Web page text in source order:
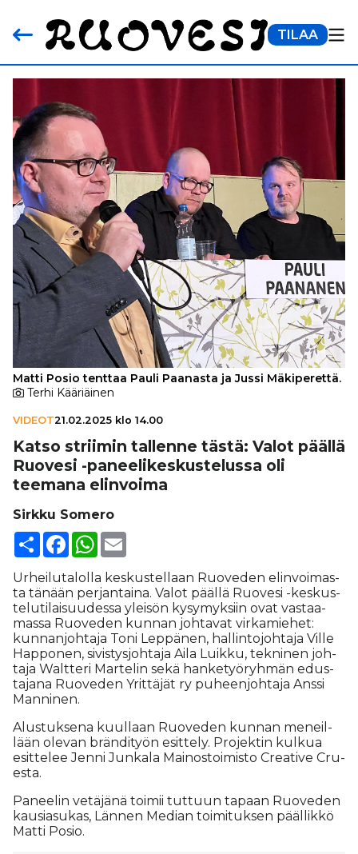
TILAA
Matti Posio tenttaa Pauli Paanasta ja Jussi Mäkiperettä.
Terhi Kääriäinen
VIDEOT21.02.2025 klo 14.00
Katso striimin tallenne tästä: Valot päällä
Ruovesi -panee­li­kes­kus­te­lussa oli
teemana elinvoima
Sirkku Somero
Share FacebookWhatsApp
Ur­hei­lu­ta­lol­la kes­kus­tel­laan Ruo­ve­den elin­voi­mas­
ta tä­nään per­jan­tai­na. Va­lot pääl­lä Ruo­ve­si -kes­kus­
te­lu­ti­lai­suu­des­sa ylei­sön ky­sy­myk­siin ovat vas­taa­
mas­sa Ruo­ve­den kun­nan joh­ta­vat vir­ka­mie­het:
kun­nan­joh­ta­ja Toni Lep­pä­nen, hal­lin­to­joh­ta­ja Vil­le
Hap­po­nen, si­vis­tys­joh­ta­ja Ai­la Luik­ku, tek­ni­nen joh­
ta­ja Walt­te­ri Mar­te­lin sekä han­ke­työ­ryh­män edus­
ta­ja­na Ruo­ve­den Yrit­tä­jät ry pu­heen­joh­ta­ja Ans­si
Man­ni­nen.
Alus­tuk­se­na kuul­laan Ruo­ve­den kun­nan me­neil­
lään ole­van brän­di­työn esit­te­ly. Pro­jek­tin kul­kua
esit­te­lee Jen­ni Jun­ka­la Mai­nos­toi­mis­to Cre­a­ti­ve Cru­
es­ta.
Pa­nee­lin ve­tä­jä­nä toi­mii tut­tuun ta­paan Ruo­ve­den
kau­si­a­su­kas, Län­nen Me­di­an toi­mi­tuk­sen pääl­lik­kö
Mat­ti Po­sio.